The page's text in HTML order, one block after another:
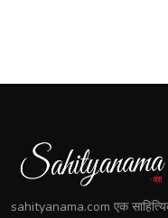
sahityanama.com एक